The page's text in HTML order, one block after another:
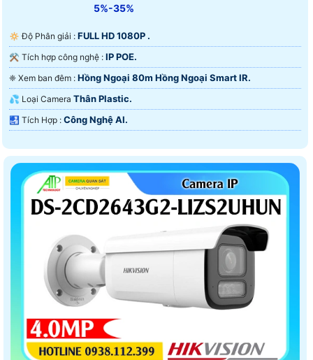
5%-35%
🔅 Độ Phân giải : FULL HD 1080P .
⚒ Tích hợp công nghệ : IP POE.
❈ Xem ban đêm : Hồng Ngoại 80m Hồng Ngoại Smart IR.
💦 Loại Camera Thân Plastic.
️🛃 Tích Hợp : Công Nghệ AI.